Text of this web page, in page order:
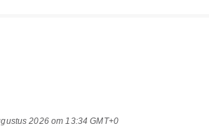
2026 om 13:34 GMT+0